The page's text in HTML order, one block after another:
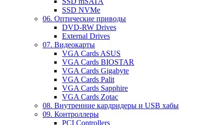
SSD NVMe
06. Оптические приводы
DVD-RW Drives
External Drives
07. Видеокарты
VGA Cards ASUS
VGA Cards BIOSTAR
VGA Cards Gigabyte
VGA Cards Palit
VGA Cards Sapphire
VGA Cards Zotac
08. Внутренние кардридеры и USB хабы
09. Контроллеры
PCI Controllers